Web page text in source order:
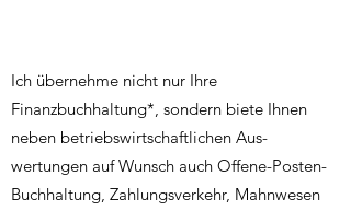
Ich übernehme nicht nur Ihre
Finanzbuchhaltung*, sondern biete Ihnen
neben betriebswirtschaftlichen Aus-
wertungen auf Wunsch auch Offene-Posten-
Buchhaltung, Zahlungsverkehr, Mahnwesen